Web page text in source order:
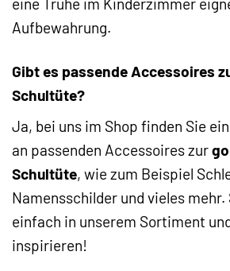
Aufbewahrung.
Gibt es passende Accessoires
Schultüte?
Ja, bei uns im Shop finden Sie
an passenden Accessoires zur
Schultüte, wie zum Beispiel
Namensschilder und vieles mehr.
einfach in unserem Sortiment
inspirieren!